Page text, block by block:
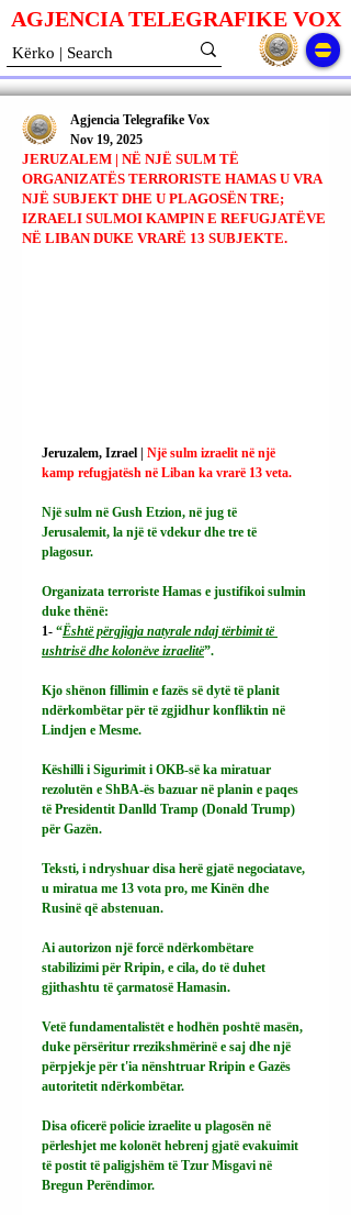
AGJENCIA TELEGRAFIKE VOX
JERUZALEM | NË NJË SULM TË
ORGANIZATËS TERRORISTE HAMAS U VRA
NJË SUBJEKT DHE U PLAGOSËN TRE;
IZRAELI SULMOI KAMPIN E REFUGJATËVE
NË LIBAN DUKE VRARË 13 SUBJEKTE.
Agjencia Telegrafike Vox
Nov 19, 2025
Jeruzalem, Izrael | Një sulm izraelit në një
kamp refugjatësh në Liban ka vrarë 13 veta.
Një sulm në Gush Etzion, në jug të
Jerusalemit, la një të vdekur dhe tre të
plagosur.
Organizata terroriste Hamas e justifikoi sulmin
duke thënë:
1- “Është përgjigja natyrale ndaj tërbimit të
ushtrisë dhe kolonëve izraelitë”.
Kjo shënon fillimin e fazës së dytë të planit
ndërkombëtar për të zgjidhur konfliktin në
Lindjen e Mesme.
Këshilli i Sigurimit i OKB-së ka miratuar
rezolutën e ShBA-ës bazuar në planin e paqes
të Presidentit Danlld Tramp (Donald Trump)
për Gazën.
Teksti, i ndryshuar disa herë gjatë negociatave,
u miratua me 13 vota pro, me Kinën dhe
Rusinë që abstenuan.
Ai autorizon një forcë ndërkombëtare
stabilizimi për Rripin, e cila, do të duhet
gjithashtu të çarmatosë Hamasin.
Vetë fundamentalistët e hodhën poshtë masën,
duke përsëritur rrezikshmërinë e saj dhe një
përpjekje për t'ia nënshtruar Rripin e Gazës
autoritetit ndërkombëtar.
Disa oficerë policie izraelite u plagosën në
përleshjet me kolonët hebrenj gjatë evakuimit
të postit të paligjshëm të Tzur Misgavi në
Bregun Perëndimor.